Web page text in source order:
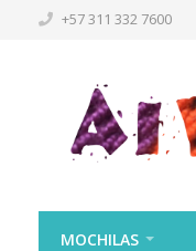
+57 311 332 7600
MOCHILAS